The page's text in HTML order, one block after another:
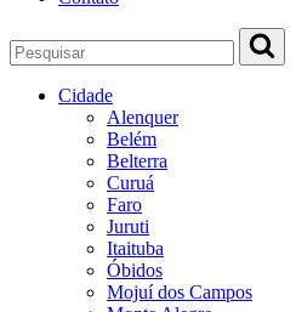
Cidade
Alenquer
Belém
Belterra
Curuá
Faro
Juruti
Itaituba
Óbidos
Mojuí dos Campos